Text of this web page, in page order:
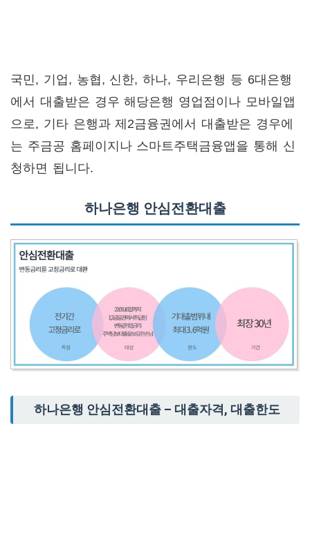
국민, 기업, 농협, 신한, 하나, 우리은행 등 6대은행
에서 대출받은 경우 해당은행 영업점이나 모바일앱
으로, 기타 은행과 제2금융권에서 대출받은 경우에
는 주금공 홈페이지나 스마트주택금융앱을 통해 신
청하면 됩니다.
하나은행 안심전환대출
하나은행 안심전환대출 – 대출자격, 대출한도